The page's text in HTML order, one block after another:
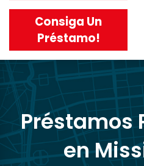
Preguntas Frecuentes
Trabaje Con Nosotros
Acerca De Nosotros
Consiga Un
Préstamo!
Préstamos
en